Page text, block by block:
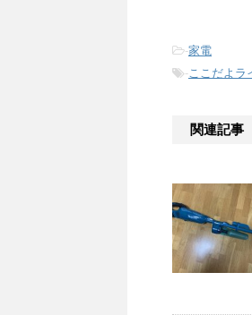
-家電
-ここだよラ
関連記事